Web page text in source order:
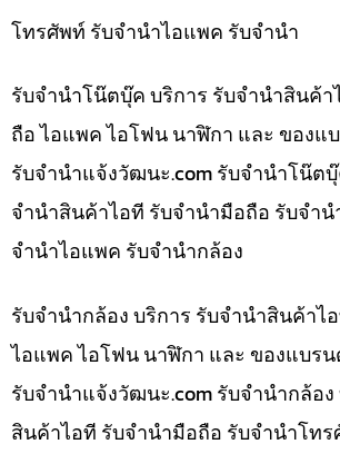
โทรศัพท์ รับจำนำไอแพค รับจำนำ
รับจำนำโน๊ตบุ๊ค บริการ รับจำนำสินค้
ถือ ไอแพค ไอโฟน นาฬิกา และ ของแ
รับจํานําแจ้งวัฒนะ.com รับจำนำโน๊ต
จำนำสินค้าไอที รับจำนำมือถือ รับจำ
จำนำไอแพค รับจำนำกล้อง
รับจำนำกล้อง บริการ รับจำนำสินค้าไ
ไอแพค ไอโฟน นาฬิกา และ ของแบรน
รับจํานําแจ้งวัฒนะ.com รับจำนำกล้อง
สินค้าไอที รับจำนำมือถือ รับจำนำโท